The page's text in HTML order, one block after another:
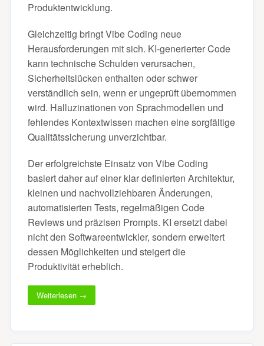
Produktentwicklung.
Gleichzeitig bringt Vibe Coding neue
Herausforderungen mit sich. KI-generierter Code
kann technische Schulden verursachen,
Sicherheitslücken enthalten oder schwer
verständlich sein, wenn er ungeprüft übernommen
wird. Halluzinationen von Sprachmodellen und
fehlendes Kontextwissen machen eine sorgfältige
Qualitätssicherung unverzichtbar.
Der erfolgreichste Einsatz von Vibe Coding
basiert daher auf einer klar definierten Architektur,
kleinen und nachvollziehbaren Änderungen,
automatisierten Tests, regelmäßigen Code
Reviews und präzisen Prompts. KI ersetzt dabei
nicht den Softwareentwickler, sondern erweitert
dessen Möglichkeiten und steigert die
Produktivität erheblich.
Weiterlesen →